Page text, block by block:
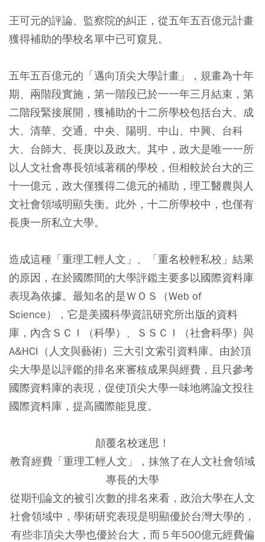
王可元的評論、監察院的糾正，從五年五百億元計畫
獲得補助的學校名單中已可窺見。
五年五百億元的「邁向頂尖大學計畫」，規畫為十年
期、兩階段實施，第一階段已於一一年三月結束，第
二階段緊接展開，獲補助的十二所學校包括台大、成
大、清華、交通、中央、陽明、中山、中興、台科
大、台師大、長庚以及政大。其中，政大是唯一一所
以人文社會專長領域著稱的學校，但相較於台大的三
十一億元，政大僅獲得二億元的補助，理工醫農與人
文社會領域明顯失衡。此外，十二所學校中，也僅有
長庚一所私立大學。
造成這種「重理工輕人文」、「重名校輕私校」結果
的原因，在於國際間的大學評鑑主要多以國際資料庫
表現為依據。最知名的是ＷＯＳ（Web of
Science），它是美國科學資訊研究所出版的資料
庫，內含ＳＣＩ（科學）、ＳＳＣＩ（社會科學）與
A&HCI（人文與藝術）三大引文索引資料庫。由於頂
尖大學是以評鑑的排名來審核成果與經費，且只參考
國際資料庫的表現，促使頂尖大學一味地將論文投往
國際資料庫，提高國際能見度。
顛覆名校迷思！
教育經費「重理工輕人文」，抹煞了在人文社會領域
專長的大學
從期刊論文的被引次數的排名來看，政治大學在人文
社會領域中，學術研究表現是明顯優於台灣大學的，
有些非頂尖大學也優於台大，而５年500億元經費偏